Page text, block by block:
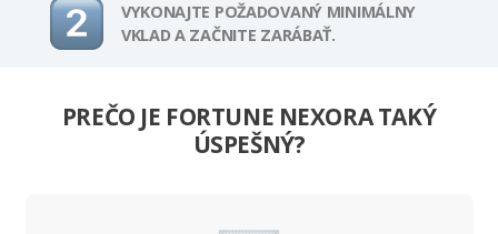
VYKONAJTE POŽADOVANÝ MINIMÁLNY
VKLAD A ZAČNITE ZARÁBAŤ.
PREČO JE FORTUNE NEXORA TAKÝ
ÚSPEŠNÝ?